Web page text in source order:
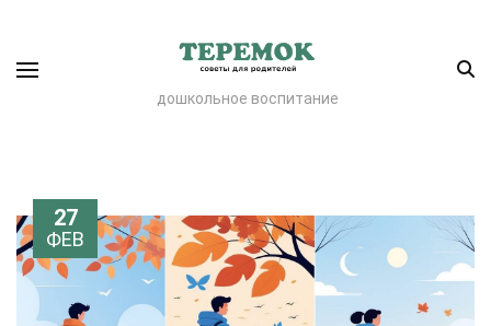
дошкольное воспитание
27
ФЕВ